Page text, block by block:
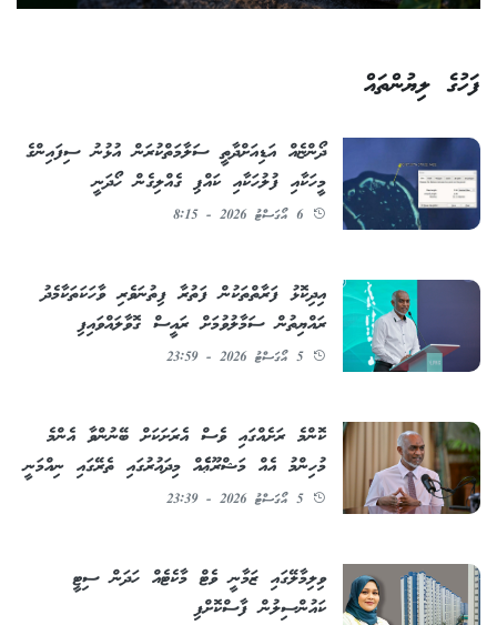
ފަހުގެ ލިޔުންތައް
ދޯންޏެއް އަޑިއަށްދާތީ ސަލާމަތްކުރަން އުޅުނު ސިފައިންގެ
މީހަކާއި ފުލުހަކާއި ކައްޕި ގެއްލިގެން ހޯދަނީ
6 އޯގަސްޓު 2026 - 8:15
އިދިކޮޅު ފަރާތްތަކުން ފަތުރާ ފިތުނަވެރި ވާހަކަތަކާމެދު
ރައްޔިތުން ސަމާލުވުމަށް ރައީސް ގޮވާލައްވައިފި
5 އޯގަސްޓު 2026 - 23:59
ކޮންމެ ރަށެއްގައި ވެސް އެރަށަކަށް ބޭނުންވާ އެންމެ
މުހިންމު އެއް މަޝްރޫޢެެއް މިދައުރުގައި ތެރޭގައި ނިއްމަނީ
5 އޯގަސްޓު 2026 - 23:39
ވިލިމާލޭގައި ޒަމާނީ ވެޓް މާކެޓެއް ހަދަން ސިޓީ
ކައުންސިލުން ފާސްކޮށްފި